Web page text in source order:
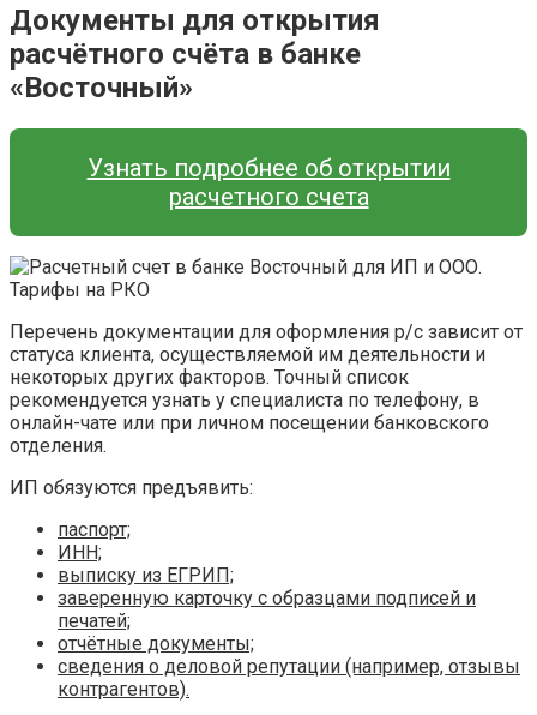
Документы для открытия
расчётного счёта в банке
«Восточный»
Узнать подробнее об открытии
расчетного счета
Перечень документации для оформления р/с зависит от
статуса клиента, осуществляемой им деятельности и
некоторых других факторов. Точный список
рекомендуется узнать у специалиста по телефону, в
онлайн-чате или при личном посещении банковского
отделения.
ИП обязуются предъявить:
паспорт;
ИНН;
выписку из ЕГРИП;
заверенную карточку с образцами подписей и
печатей;
отчётные документы;
сведения о деловой репутации (например, отзывы
контрагентов).